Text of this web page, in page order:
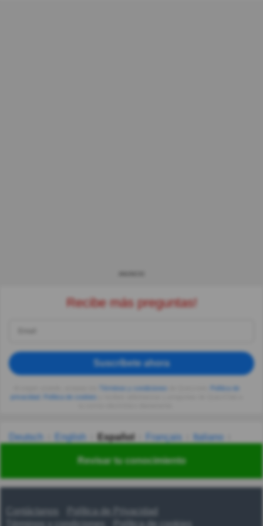
Revisar tu conocimiento
Recibe más preguntas!
Suscríbete ahora
privacidad
Deutsch English Español Français
Italiano
Українська हिन्दी 한국어 汉语
Contáctanos
Política de Privacidad
Términos y condiciones